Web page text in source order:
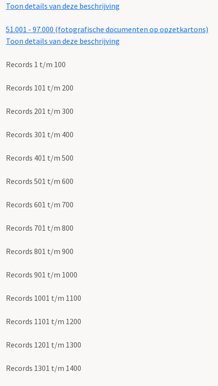
Toon details van deze beschrijving
51.001 - 97.000 (fotografische documenten op opzetkartons)
Toon details van deze beschrijving
Records 1 t/m 100
Records 101 t/m 200
Records 201 t/m 300
Records 301 t/m 400
Records 401 t/m 500
Records 501 t/m 600
Records 601 t/m 700
Records 701 t/m 800
Records 801 t/m 900
Records 901 t/m 1000
Records 1001 t/m 1100
Records 1101 t/m 1200
Records 1201 t/m 1300
Records 1301 t/m 1400